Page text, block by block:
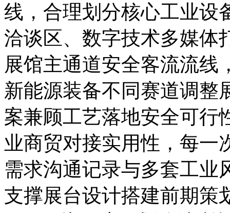
线，合理划分核心工业设
洽谈区、数字技术多媒体
展馆主通道安全客流流线
新能源装备不同赛道调整
案兼顾工艺落地安全可行
业商贸对接实用性，每一
需求沟通记录与多套工业
支撑展台设计搭建前期策